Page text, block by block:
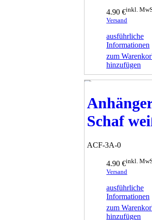
4.90 €inkl.
Versand
ausführliche
Informationen
zum
hinzufügen
Schaf
ACF-3A-0
4.90 €inkl.
Versand
ausführliche
Informationen
zum
hinzufügen